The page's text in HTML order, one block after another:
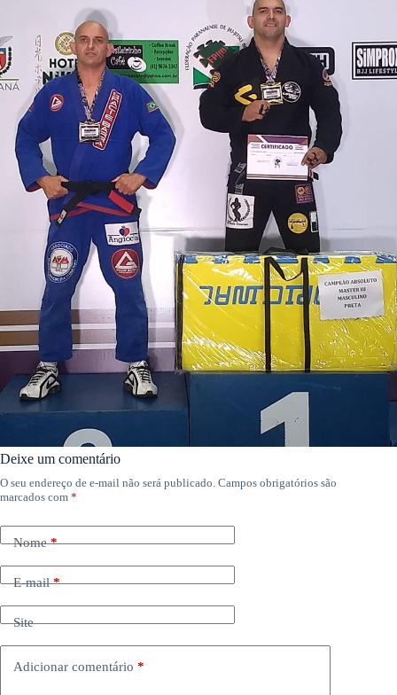
Deixe um comentário
O seu endereço de e-mail não será publicado. Campos obrigatórios são
marcados com *
Nome*
E-mail*
Site
Adicionar comentário *